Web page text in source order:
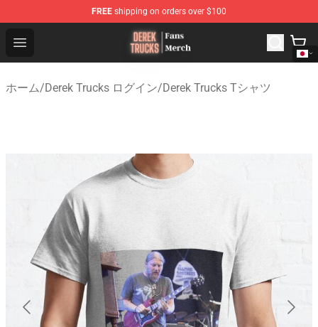
FREE shipping on orders over $100
Open menu
Derek Trucks Store - Official Derek Trucks Merchandise
ホーム/Derek Trucks ログイン/Derek Trucks Tシャツ